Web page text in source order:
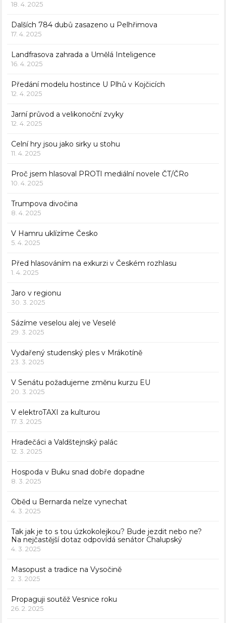
18. 4. 2025
Dalších 784 dubů zasazeno u Pelhřimova
17. 4. 2025
Landfrasova zahrada a Umělá Inteligence
16. 4. 2025
Předání modelu hostince U Plhů v Kojčicích
12. 4. 2025
Jarní průvod a velikonoční zvyky
12. 4. 2025
Celní hry jsou jako sirky u stohu
11. 4. 2025
Proč jsem hlasoval PROTI mediální novele ČT/ČRo
10. 4. 2025
Trumpova divočina
8. 4. 2025
V Hamru uklízíme Česko
5. 4. 2025
Před hlasováním na exkurzi v Českém rozhlasu
1. 4. 2025
Jaro v regionu
30. 3. 2025
Sázíme veselou alej ve Veselé
29. 3. 2025
Vydařený studenský ples v Mrákotíně
23. 3. 2025
V Senátu požadujeme změnu kurzu EU
20. 3. 2025
V elektroTAXI za kulturou
17. 3. 2025
Hradečáci a Valdštejnský palác
12. 3. 2025
Hospoda v Buku snad dobře dopadne
8. 3. 2025
Oběd u Bernarda nelze vynechat
4. 3. 2025
Tak jak je to s tou úzkokolejkou? Bude jezdit nebo ne?
Na nejčastější dotaz odpovídá senátor Chalupský
4. 3. 2025
Masopust a tradice na Vysočině
2. 3. 2025
Propaguji soutěž Vesnice roku
26. 2. 2025